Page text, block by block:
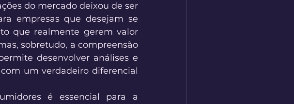
do mercado deixou de ser
empresas que desejam se
que realmente gerem valor
sobretudo, a compreensão
desenvolver análises e
um verdadeiro diferencial
é essencial para a